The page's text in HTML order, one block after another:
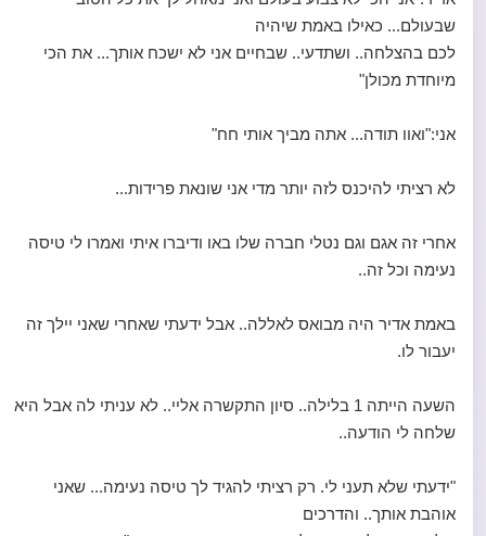
שבעולם... כאילו באמת שיהיה
לכם בהצלחה.. ושתדעי.. שבחיים אני לא ישכח אותך... את הכי
מיוחדת מכולן"
אני:"ואוו תודה... אתה מביך אותי חח"
לא רציתי להיכנס לזה יותר מדי אני שונאת פרידות...
אחרי זה אגם וגם נטלי חברה שלו באו ודיברו איתי ואמרו לי טיסה
נעימה וכל זה..
באמת אדיר היה מבואס לאללה.. אבל ידעתי שאחרי שאני יילך זה
יעבור לו.
השעה הייתה 1 בלילה.. סיון התקשרה אליי.. לא עניתי לה אבל היא
שלחה לי הודעה..
"ידעתי שלא תעני לי. רק רציתי להגיד לך טיסה נעימה... שאני
אוהבת אותך.. והדרכים